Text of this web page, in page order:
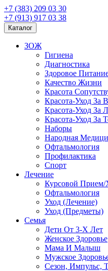
+7 (383) 209 03 30
+7 (913) 917 03 38
Каталог
ЗОЖ
Гигиена
Диагностика
Здоровое
Качество Жизни
Красота
Красота-Уход За
Красота-Уход За
Красота-Уход За
Наборы
Народная
Офтальмология
Профилактика
Спорт
Лечение
Курсовой Прием/
Офтальмология
Уход (Лечение)
Уход (Предметы)
Семья
Дети От 3-Х Лет
Женское Здоровье
Мама И Малыш
Мужское
Сезон, Импульс,